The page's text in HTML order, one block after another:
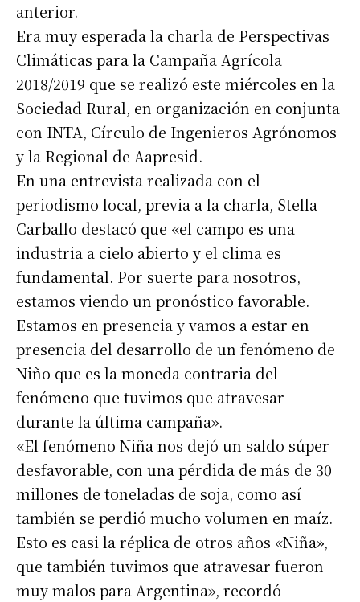
anterior.
Era muy esperada la charla de Perspectivas
Climáticas para la Campaña Agrícola
2018/2019 que se realizó este miércoles en la
Sociedad Rural, en organización en conjunta
con INTA, Círculo de Ingenieros Agrónomos
y la Regional de Aapresid.
En una entrevista realizada con el
periodismo local, previa a la charla, Stella
Carballo destacó que «el campo es una
industria a cielo abierto y el clima es
fundamental. Por suerte para nosotros,
estamos viendo un pronóstico favorable.
Estamos en presencia y vamos a estar en
presencia del desarrollo de un fenómeno de
Niño que es la moneda contraria del
fenómeno que tuvimos que atravesar
durante la última campaña».
«El fenómeno Niña nos dejó un saldo súper
desfavorable, con una pérdida de más de 30
millones de toneladas de soja, como así
también se perdió mucho volumen en maíz.
Esto es casi la réplica de otros años «Niña»,
que también tuvimos que atravesar fueron
muy malos para Argentina», recordó